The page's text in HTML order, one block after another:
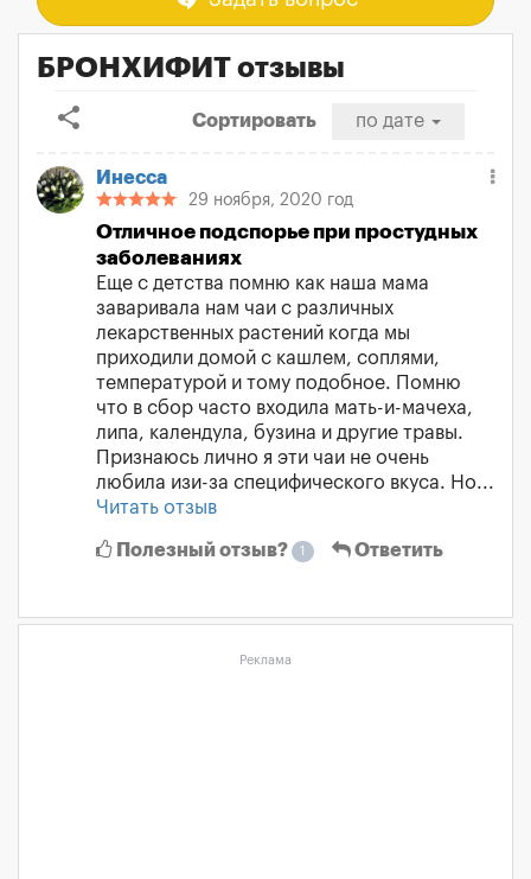
БРОНХИФИТ отзывы
share
Сортировать по дате
Инесса
29 ноября, 2020 год
Отличное подспорье при простудных
заболеваниях
Еще с детства помню как наша мама
заваривала нам чаи с различных
лекарственных растений когда мы
приходили домой с кашлем, соплями,
температурой и тому подобное. Помню
что в сбор часто входила мать-и-мачеха,
липа, календула, бузина и другие травы.
Признаюсь лично я эти чаи не очень
любила изи-за специфического вкуса. Но...
Читать отзыв
Полезный отзыв? 1 Ответить
Реклама